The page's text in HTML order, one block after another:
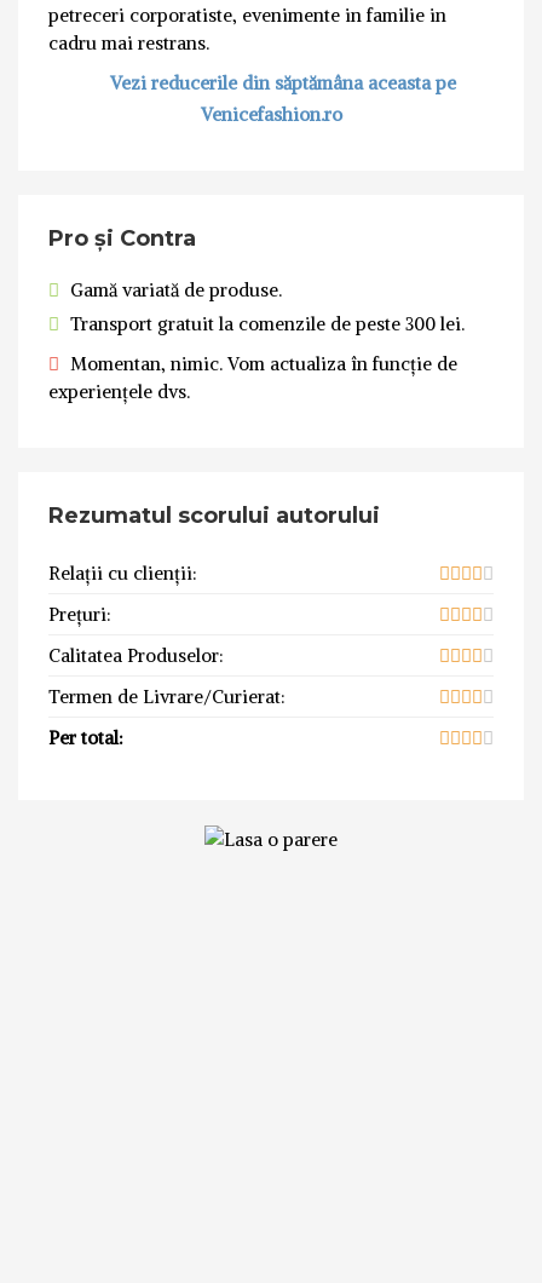
petreceri corporatiste, evenimente in familie in
cadru mai restrans.
Vezi reducerile din săptămâna aceasta pe
Venicefashion.ro
Pro și Contra
Gamă variată de produse.
Transport gratuit la comenzile de peste 300 lei.
Momentan, nimic. Vom actualiza în funcție de
experiențele dvs.
Rezumatul scorului autorului
Relații cu clienții:
Prețuri:
Calitatea Produselor:
Termen de Livrare/Curierat:
Per total: